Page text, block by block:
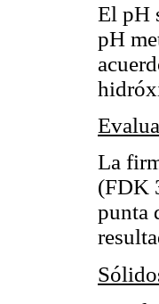
El pH
pH
La
(FDK
punta